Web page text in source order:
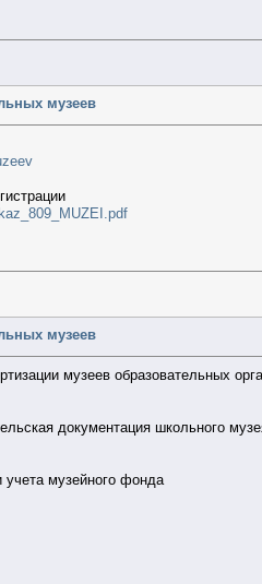
музеев
музеев
музеев образовательных
документация школьного
учета музейного фонда